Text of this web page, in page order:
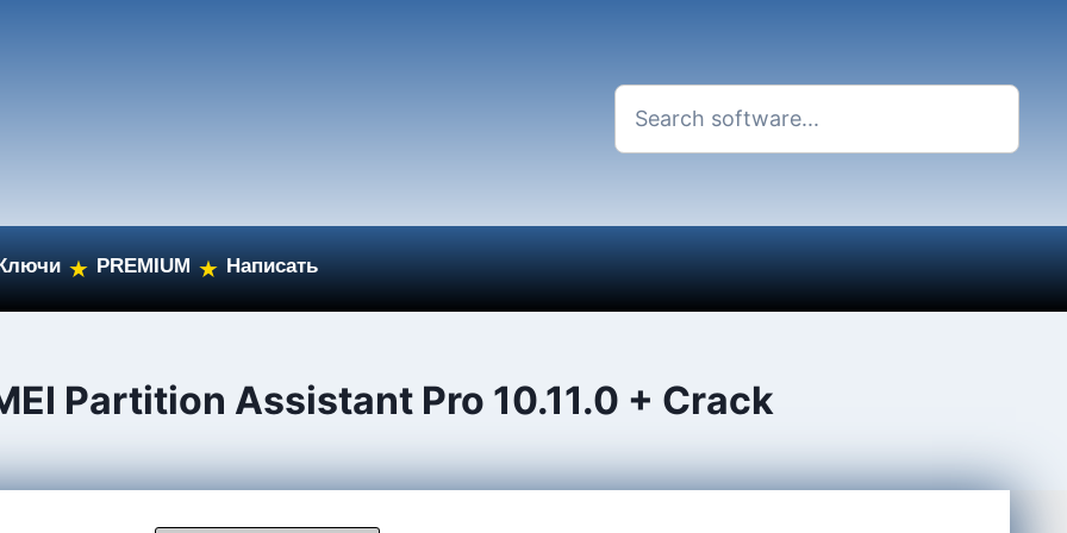
★ PREMIUM ★ Написать
Partition Assistant Pro 10.11.0 + Crack